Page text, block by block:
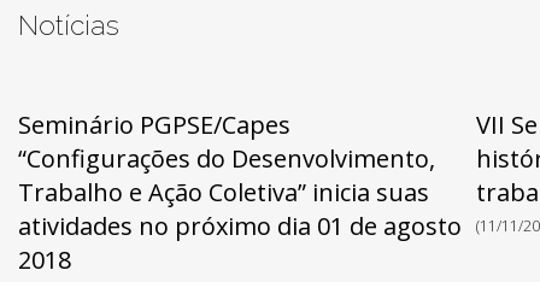
Notícias
Seminário PGPSE/Capes
“Configurações do Desenvolvimento,
Trabalho e Ação Coletiva” inicia suas
atividades no próximo dia 01 de agosto
2018
VII
(11/11/